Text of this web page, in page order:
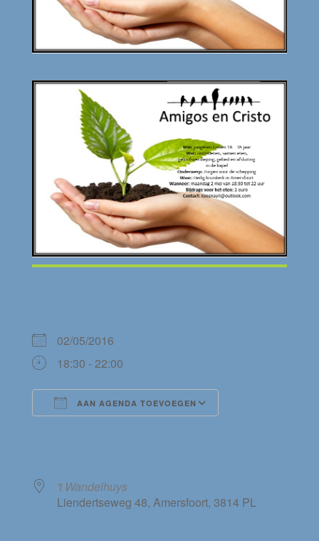
02/05/2016
18:30 - 22:00
AAN AGENDA TOEVOEGEN
't Wandelhuys
Liendertseweg 48, Amersfoort, 3814 PL